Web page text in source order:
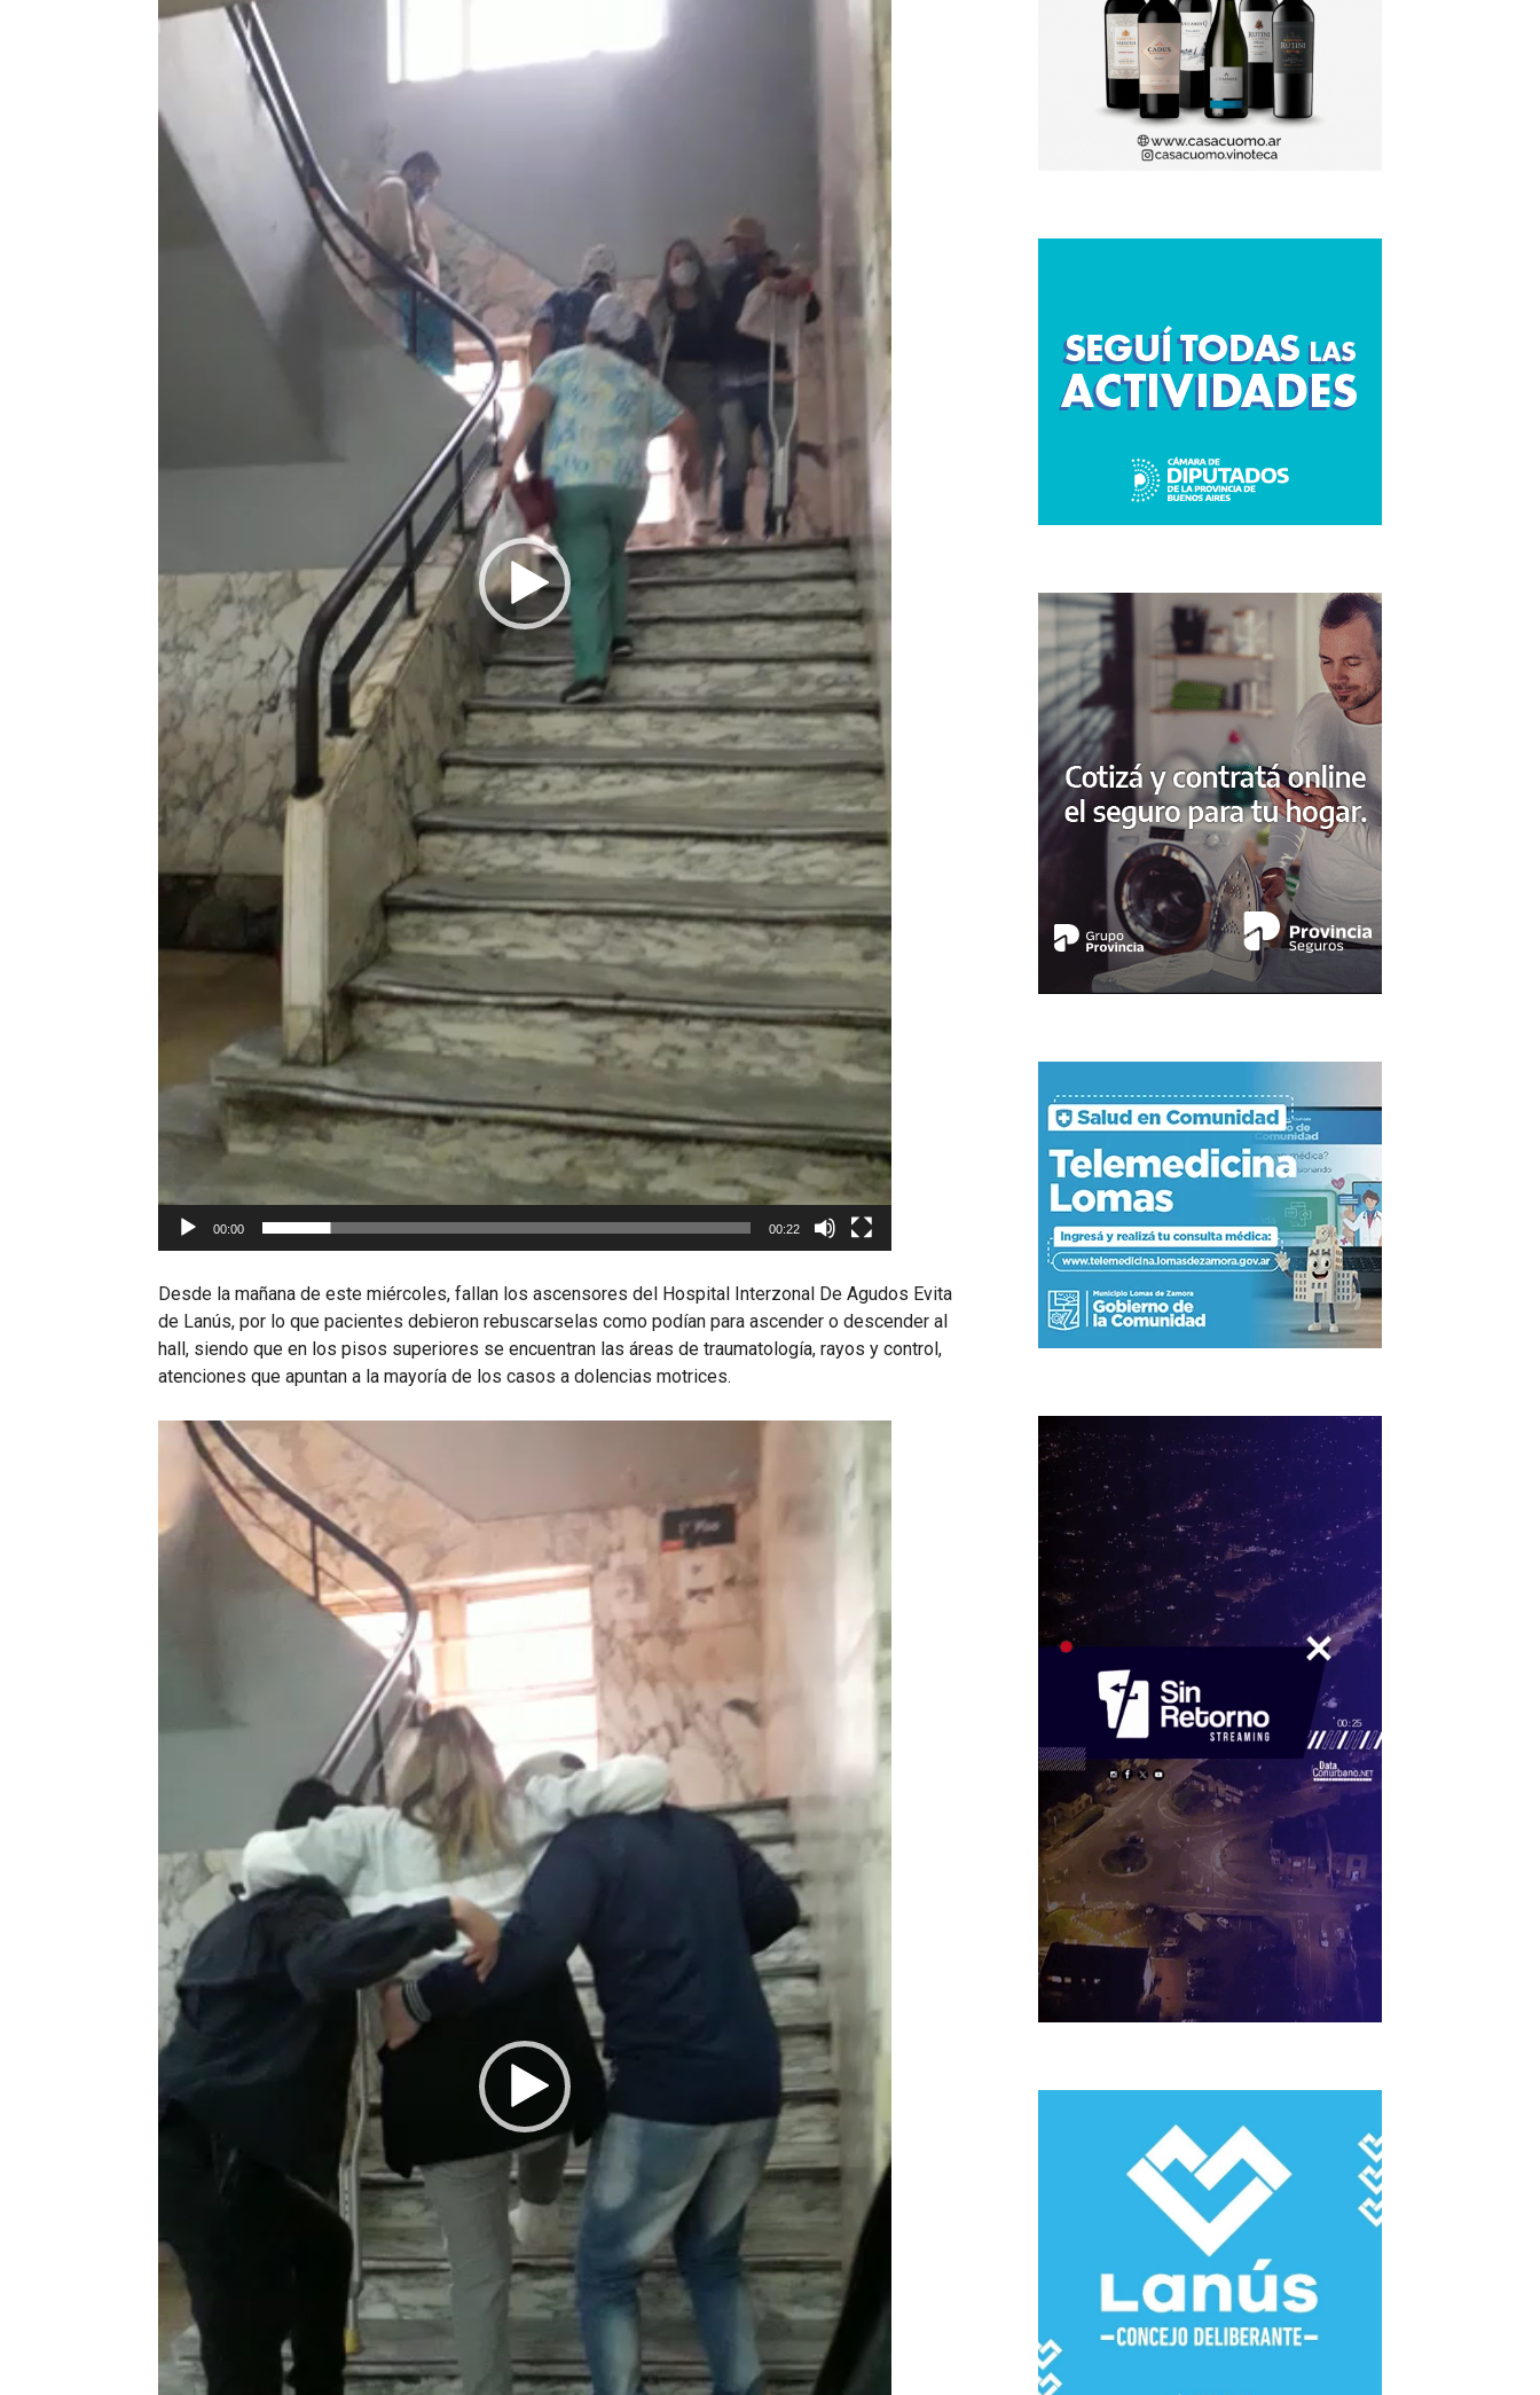
00:00 00:22
Desde la mañana de este miércoles, fallan los ascensores del Hospital Interzonal De Agudos Evita
de Lanús, por lo que pacientes debieron rebuscarselas como podían para ascender o descender al
hall, siendo que en los pisos superiores se encuentran las áreas de traumatología, rayos y control,
atenciones que apuntan a la mayoría de los casos a dolencias motrices.
Reproductor
vídeo